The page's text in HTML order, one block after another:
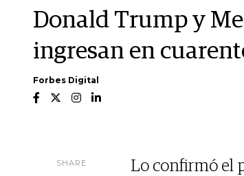
Donald Trump y
ingresan en
Forbes Digital
SHARE
Lo confirmó el